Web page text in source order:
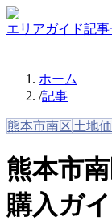
エリアガイド記事
ホーム
/記事
熊本市南区 土地
熊本市
購入ガ